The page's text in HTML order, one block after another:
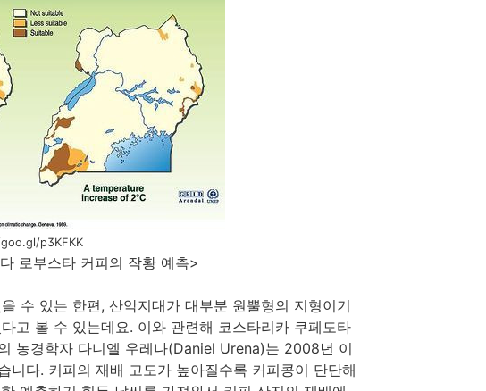
p3KFKK
로부스타 커피의 작황 예측>
수 있는 한편, 산악지대가 대부분 원뿔형의 지형이기
고 볼 수 있는데요. 이와 관련해 코스타리카 쿠페도타
경학자 다니엘 우레나(Daniel Urena)는 2008년 이
니다. 커피의 재배 고도가 높아질수록 커피콩이 단단해